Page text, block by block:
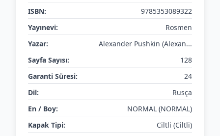
ISBN:
9785353089322
Yayınevi:
Rosmen
Yazar:
Alexander Pushkin (Alexan...
Sayfa Sayısı:
128
Garanti Süresi:
24
Dil:
Rusça
En / Boy:
NORMAL (NORMAL)
Kapak Tipi:
Ciltli (Ciltli)